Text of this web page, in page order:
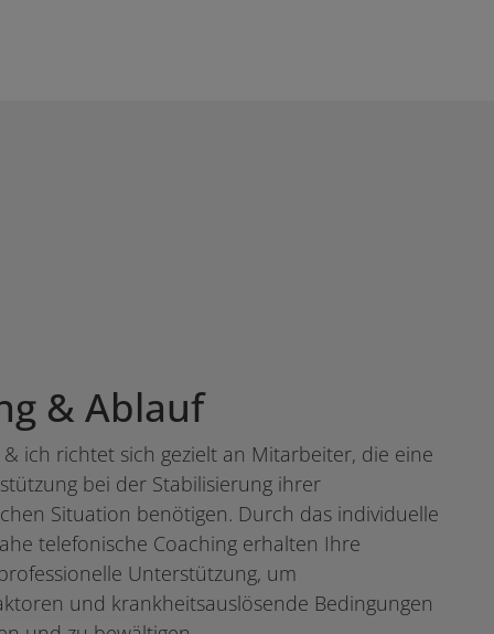
& Ablauf
ich richtet sich gezielt an Mitarbeiter, die eine
bei der Stabilisierung ihrer
Situation benötigen. Durch das individuelle
telefonische Coaching erhalten Ihre
Unterstützung, um
und krankheitsauslösende Bedingungen